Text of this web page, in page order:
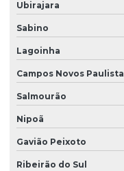
Ubirajara
Sabino
Lagoinha
Campos Novos Paulista
Salmourão
Nipoã
Gavião Peixoto
Ribeirão do Sul